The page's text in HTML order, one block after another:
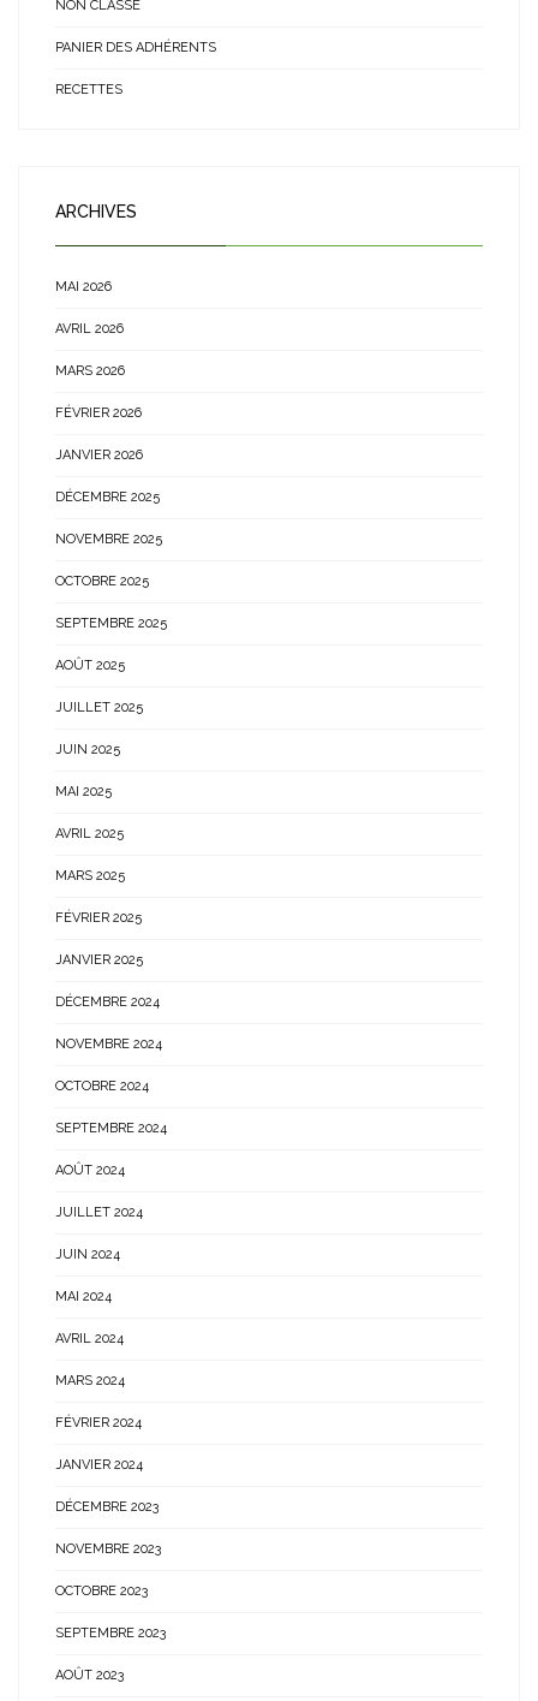
NON CLASSÉ
PANIER DES ADHÉRENTS
RECETTES
ARCHIVES
MAI 2026
AVRIL 2026
MARS 2026
FÉVRIER 2026
JANVIER 2026
DÉCEMBRE 2025
NOVEMBRE 2025
OCTOBRE 2025
SEPTEMBRE 2025
AOÛT 2025
JUILLET 2025
JUIN 2025
MAI 2025
AVRIL 2025
MARS 2025
FÉVRIER 2025
JANVIER 2025
DÉCEMBRE 2024
NOVEMBRE 2024
OCTOBRE 2024
SEPTEMBRE 2024
AOÛT 2024
JUILLET 2024
JUIN 2024
MAI 2024
AVRIL 2024
MARS 2024
FÉVRIER 2024
JANVIER 2024
DÉCEMBRE 2023
NOVEMBRE 2023
OCTOBRE 2023
SEPTEMBRE 2023
AOÛT 2023